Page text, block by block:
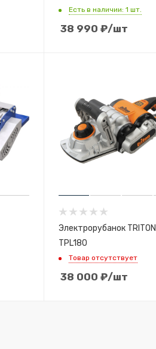
Есть в наличии: 1 шт.
38 990 ₽/шт
Электрорубанок TRITON
TPL180
Товар отсутствует
38 000 ₽/шт